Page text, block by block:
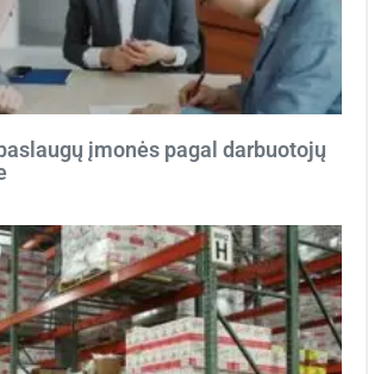
įmonės pagal darbuotojų